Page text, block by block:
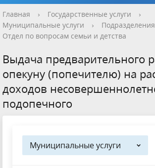
Главная › Государственные услуги
›
Муниципальные услуги
› Подразделения
Отдел по вопросам семьи и детства
Выдача предварительного
опекуну (попечителю) на
доходов
подопечного
Муниципальные услуги